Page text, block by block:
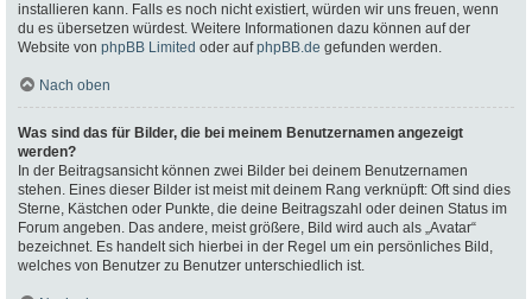
installieren kann. Falls es noch nicht existiert, würden wir uns freuen, wenn
du es übersetzen würdest. Weitere Informationen dazu können auf der
Website von phpBB Limited oder aufphpBB.de gefunden werden.
Nach oben
Was sind das für Bilder, die bei meinem Benutzernamen angezeigt
werden?
In der Beitragsansicht können zwei Bilder bei deinem Benutzernamen
stehen. Eines dieser Bilder ist meist mit deinem Rang verknüpft: Oft sind dies
Sterne, Kästchen oder Punkte, die deine Beitragszahl oder deinen Status im
Forum angeben. Das andere, meist größere, Bild wird auch als „Avatar“
bezeichnet. Es handelt sich hierbei in der Regel um ein persönliches Bild,
welches von Benutzer zu Benutzer unterschiedlich ist.